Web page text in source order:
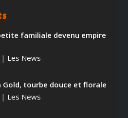
familiale devenu empire
| Les News
Gold, tourbe douce et florale
| Les News